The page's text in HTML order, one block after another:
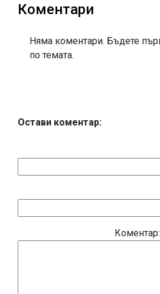
Коментари
Няма коментари. Бъдете
по темата.
Остави коментар: